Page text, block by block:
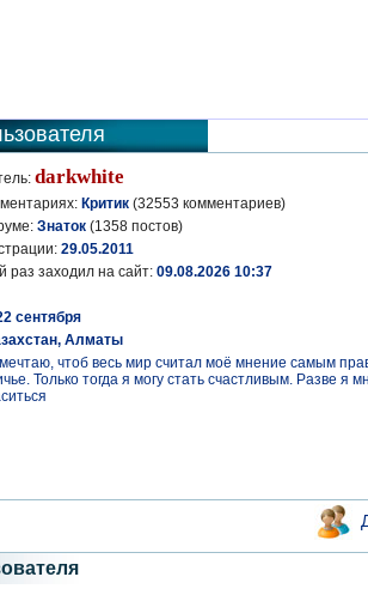
darkwhite
Критик (32553 комментариев)
Знаток (1358 постов)
29.05.2011
раз заходил на сайт: 09.08.2026 10:37
сентября
Алматы
чтоб весь мир считал моё мнение самым
Только тогда я могу стать счастливым. Разве я